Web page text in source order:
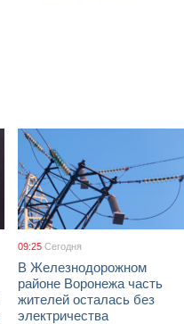
09:25 Сегодня
В Железнодорожном
районе Воронежа часть
жителей осталась без
электричества